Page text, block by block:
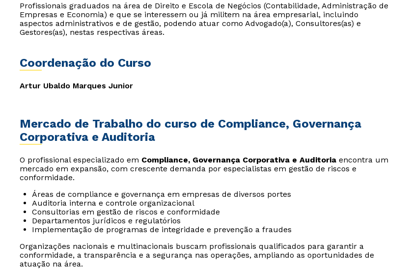
Profissionais graduados na área de Direito e Escola de Negócios (Contabilidade, Administração de
Empresas e Economia) e que se interessem ou já militem na área empresarial, incluindo
aspectos administrativos e de gestão, podendo atuar como Advogado(a), Consultores(as) e
Gestores(as), nestas respectivas áreas.
Coordenação do Curso
Artur Ubaldo Marques Junior
Mercado de Trabalho do curso de Compliance, Governança
Corporativa e Auditoria
O profissional especializado em Compliance, Governança Corporativa e Auditoria encontra um
mercado em expansão, com crescente demanda por especialistas em gestão de riscos e
conformidade.
Áreas de compliance e governança em empresas de diversos portes
Auditoria interna e controle organizacional
Consultorias em gestão de riscos e conformidade
Departamentos jurídicos e regulatórios
Implementação de programas de integridade e prevenção a fraudes
Organizações nacionais e multinacionais buscam profissionais qualificados para garantir a
conformidade, a transparência e a segurança nas operações, ampliando as oportunidades de
atuação na área.